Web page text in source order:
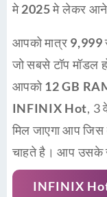
मे2025मे लेकर आने
आपको मात्र 9,999
जो सबसेटॉप मॉडल
आपको12 GB
INFINIX Hot, 3
मिल जाएगा आप जिस
चाहते है। आप उसके
INFINIX